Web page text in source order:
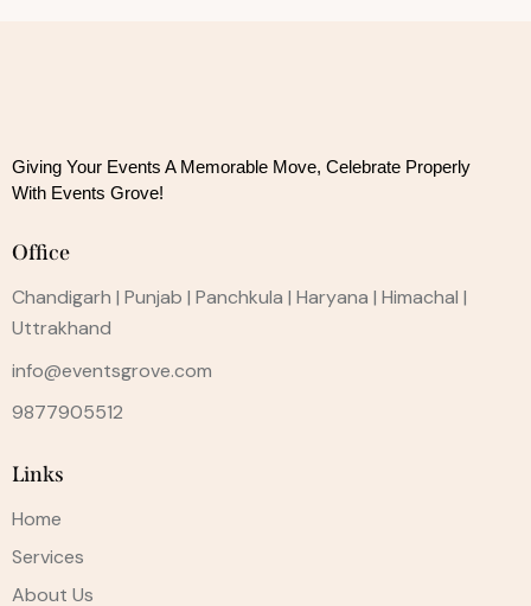
Giving Your Events A Memorable Move, Celebrate Properly
With Events Grove!
Office
Chandigarh | Punjab | Panchkula | Haryana | Himachal |
Uttrakhand
info@eventsgrove.com
9877905512
Links
Home
Services
About Us